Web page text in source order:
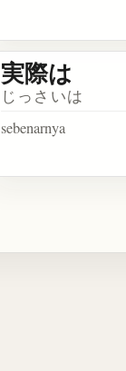
kosakata に際して
実際は
じっさいは
sebenarnya